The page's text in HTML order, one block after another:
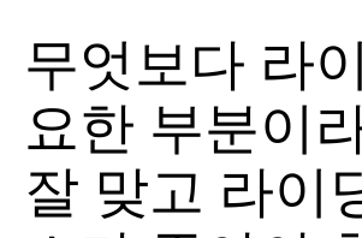
무엇보다 라
요한 부분이
잘 맞고 라이